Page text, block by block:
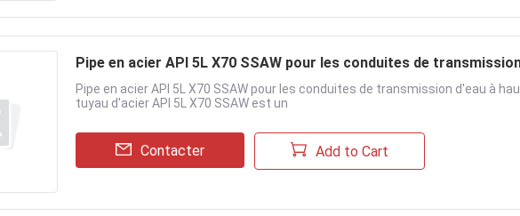
Pipe en acier API 5L X70 SSAW pour les conduites de
Pipe en acier API 5L X70 SSAW pour les conduites de transmission d'eau à
tuyau d'acier API 5L X70 SSAW est un
Contacter Add to Cart